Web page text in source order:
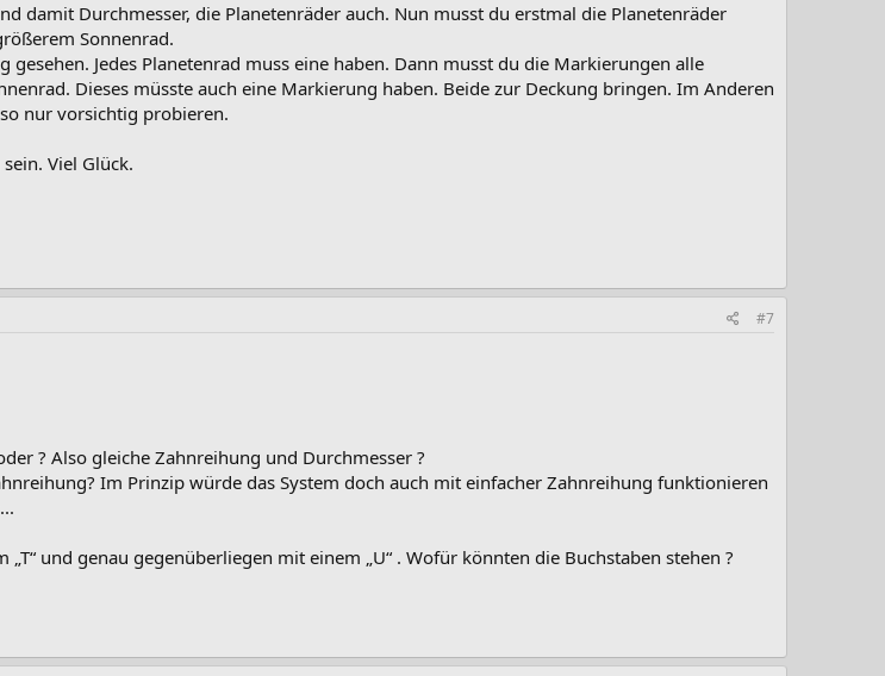
damit Durchmesser, die Planetenräder auch. Nun musst du erstmal die Planetenräder
Sonnenrad.
Jedes Planetenrad muss eine haben. Dann musst du die Markierungen alle
Dieses müsste auch eine Markierung haben. Beide zur Deckung bringen. Im Anderen
nur vorsichtig probieren.
Viel Glück.
#7
? Also gleiche Zahnreihung und Durchmesser ?
Im Prinzip würde das System doch auch mit einfacher Zahnreihung funktionieren
und genau gegenüberliegen mit einem „U“ . Wofür könnten die Buchstaben stehen ?